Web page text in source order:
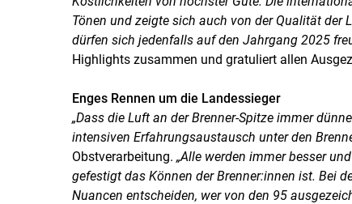
Tönen und zeigte sich auch von der Qualität der
dürfen sich jedenfalls auf den Jahrgang 2025
Highlights zusammen und gratuliert allen
Enges Rennen um die Landessieger
„Dass die Luft an der Brenner-Spitze immer
intensiven Erfahrungsaustausch unter den
Obstverarbeitung. „Alle werden immer besser
gefestigt das Können der Brenner:innen ist. Bei
Nuancen entscheiden, wer von den 95